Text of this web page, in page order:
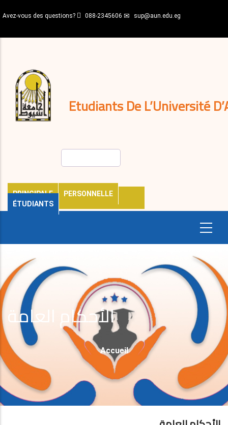
au
principal
Avez-vous des questions? 088-2345606 sup@aun.edu.eg
Etudiants De L’Université
PRINCIPALE
PERSONNELLE
ÉTUDIANTS
décisions
Expatriés
Journal
الأحكام العامة
Fil
D'Ariane
Accueil